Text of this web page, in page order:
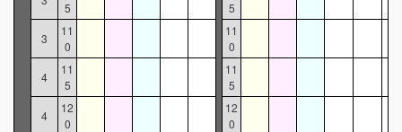
5
5
3
11
0
11
0
4
11
5
11
5
4
12
0
12
0